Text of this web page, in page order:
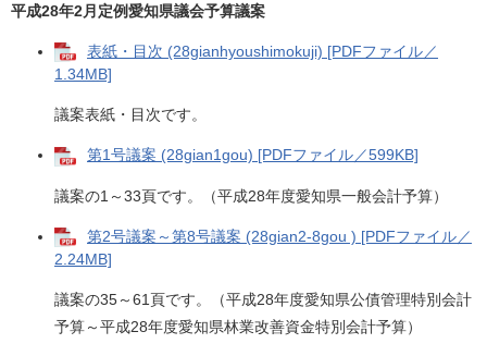
平成28年2月定例愛知県議会予算議案
表紙・目次 (28gianhyoushimokuji) [PDFファイル／
1.34MB]
議案表紙・目次です。
第1号議案 (28gian1gou) [PDFファイル／599KB]
議案の1～33頁です。（平成28年度愛知県一般会計予算）
第2号議案～第8号議案 (28gian2-8gou ) [PDFファイル／
2.24MB]
議案の35～61頁です。（平成28年度愛知県公債管理特別会計
予算～平成28年度愛知県林業改善資金特別会計予算）